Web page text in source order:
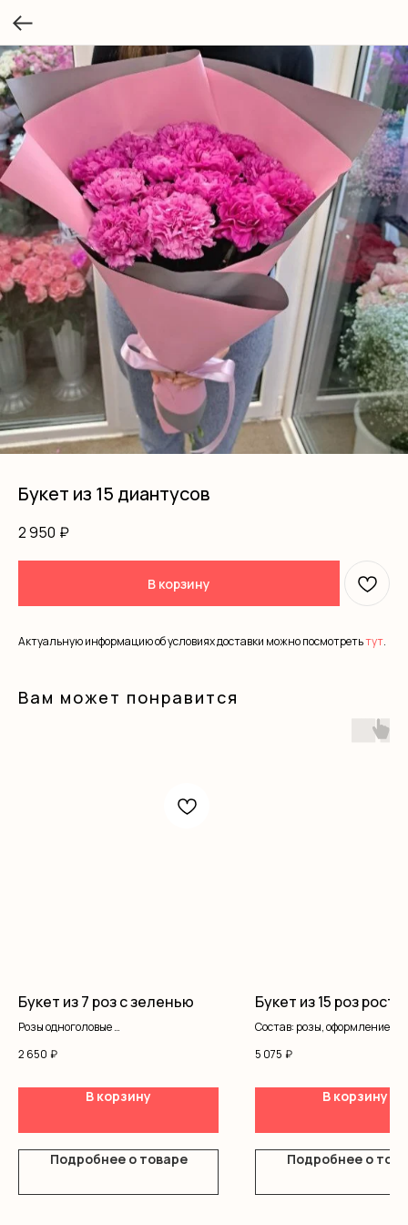
Букет из 15 диантусов
2 950 ₽
В корзину
Актуальную информацию об условиях доставки можно посмотретьтут.
Вам может понравится
Букет из 7 роз с зеленью
Розы одноголовые
Оформление
2 650 ₽
В корзину
Подробнее о товаре
Букет из 15 роз рост
Состав: розы, оформление
5 075 ₽
В корзину
Подробнее о